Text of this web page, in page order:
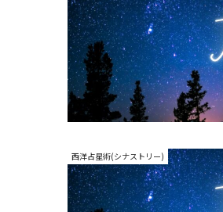
西洋占星術(シナストリー)